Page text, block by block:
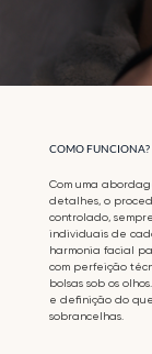
COMO FUNCIONA?
Com uma
detalhes, o
controlado,
individuais de
harmonia facial
com perfeição
bolsas sob os
e deﬁnição do
sobrancelhas.